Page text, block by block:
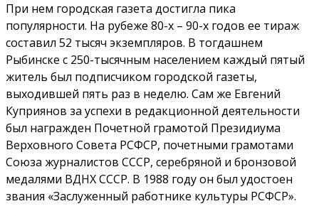
При нем городская газета достигла пика
популярности. На рубеже 80-х – 90-х годов ее тираж
составил 52 тысяч экземпляров. В тогдашнем
Рыбинске с 250-тысячным населением каждый пятый
житель был подписчиком городской газеты,
выходившей пять раз в неделю. Сам же Евгений
Куприянов за успехи в редакционной деятельности
был награжден Почетной грамотой Президиума
Верховного Совета РСФСР, почетными грамотами
Союза журналистов СССР, серебряной и бронзовой
медалями ВДНХ СССР. В 1988 году он был удостоен
звания «Заслуженный работнике культуры РСФСР».